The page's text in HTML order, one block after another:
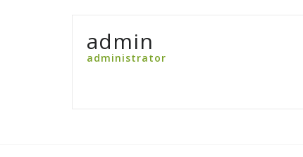
admin
administrator